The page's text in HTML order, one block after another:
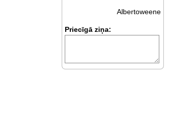
Albertoweene
Priecīgā ziņa: